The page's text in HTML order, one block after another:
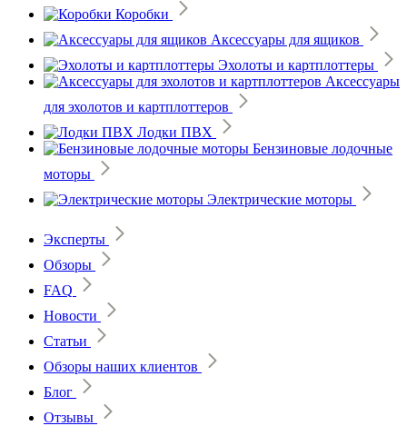
Коробки
Аксессуары для ящиков
Эхолоты и картплоттеры
Аксессуары
для эхолотов и картплоттеров
Лодки ПВХ
Бензиновые лодочные
моторы
Электрические моторы
Эксперты
Обзоры
FAQ
Новости
Статьи
Обзоры наших клиентов
Блог
Отзывы